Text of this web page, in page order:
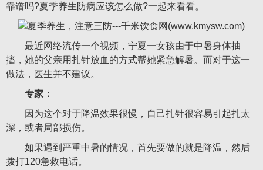
靠谱吗?夏季养生防病应该怎么做?一起来看看。
最近网络流传一个视频，宁夏一女孩由于中暑身体抽
搐，她的父亲用扎针放血的方式帮她紧急解暑。而对于这一
做法，医生并不建议。
专家：
因为这个对于降温效果很慢，自己扎针很容易引起扎太
深，或者局部损伤。
如果遇到严重中暑的情况，首先要做的就是降温，然后
拨打120急救电话。